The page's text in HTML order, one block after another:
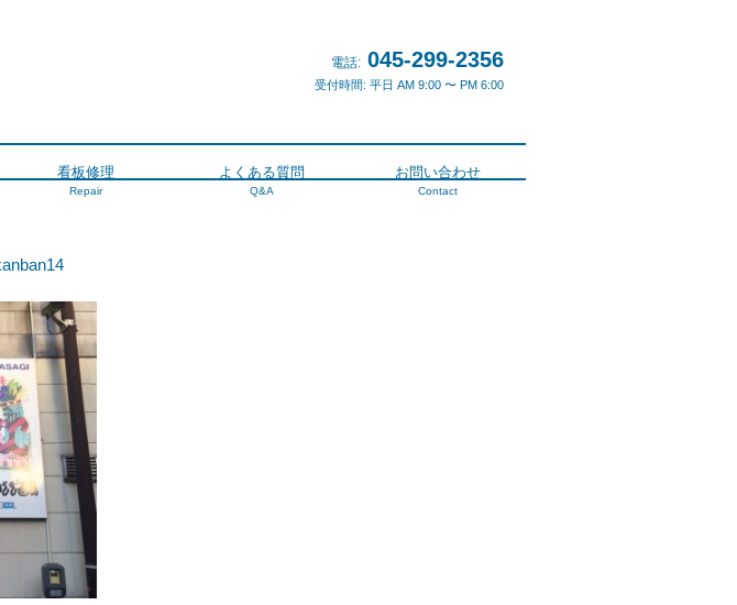
電話: 045-299-2356
受付時間: 平日 AM 9:00 〜 PM 6:00
看板修理
Repair
よくある質問
Q&A
お問い合わせ
Contact